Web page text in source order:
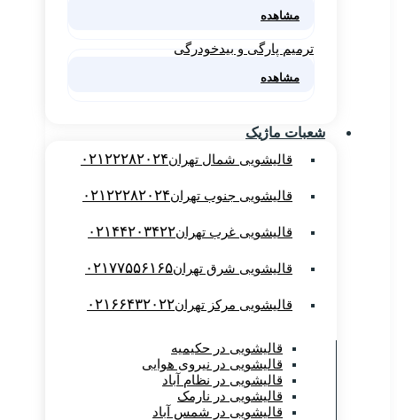
مشاهده
ترمیم پارگی و بیدخودرگی
مشاهده
شعبات ماژیک
قالیشویی شمال تهران۰۲۱۲۲۲۸۲۰۲۴
قالیشویی جنوب تهران۰۲۱۲۲۲۸۲۰۲۴
قالیشویی غرب تهران۰۲۱۴۴۲۰۳۴۲۲
قالیشویی شرق تهران۰۲۱۷۷۵۵۶۱۶۵
قالیشویی مرکز تهران۰۲۱۶۶۴۳۲۰۲۲
قالیشویی در حکیمیه
قالیشویی در نیروی هوایی
قالیشویی در نظام آباد
قالیشویی در نارمک
قالیشویی در شمس آباد